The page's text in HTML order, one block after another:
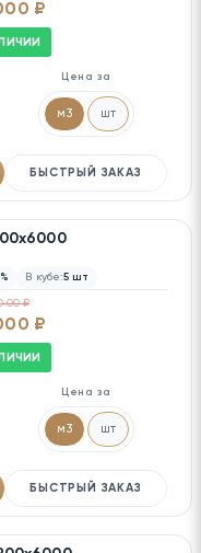
₽
Цена за
м3 шт
БЫСТРЫЙ ЗАКАЗ
В кубе:5 шт
₽
₽
Цена за
м3 шт
БЫСТРЫЙ ЗАКАЗ